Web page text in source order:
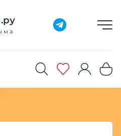
кол-во товара